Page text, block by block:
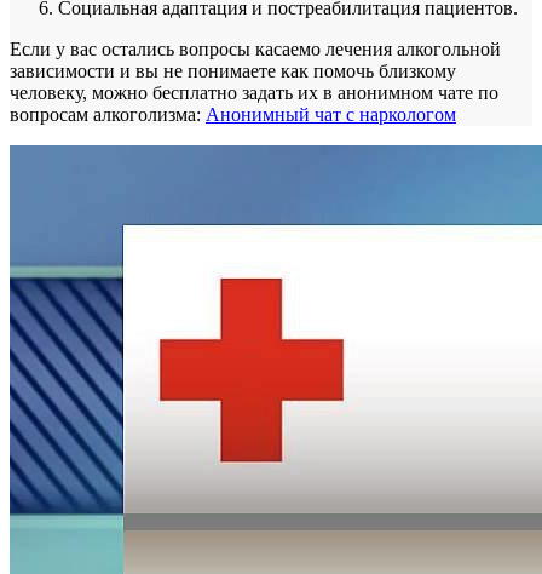
Социальная адаптация и постреабилитация пациентов.
Если у вас остались вопросы касаемо лечения алкогольной
зависимости и вы не понимаете как помочь близкому
человеку, можно бесплатно задать их в анонимном чате по
вопросам алкоголизма: Анонимный чат с наркологом